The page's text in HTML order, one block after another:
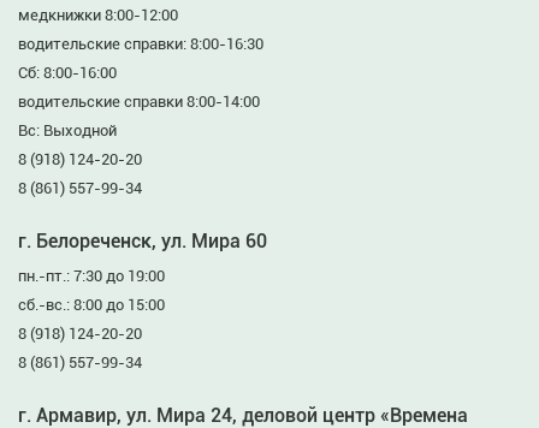
медкнижки 8:00-12:00
водительские справки: 8:00-16:30
Сб: 8:00-16:00
водительские справки 8:00-14:00
Вс: Выходной
8 (918) 124-20-20
8 (861) 557-99-34
г. Белореченск, ул. Мира 60
пн.-пт.: 7:30 до 19:00
сб.-вс.: 8:00 до 15:00
8 (918) 124-20-20
8 (861) 557-99-34
г. Армавир, ул. Мира 24, деловой центр «Времена